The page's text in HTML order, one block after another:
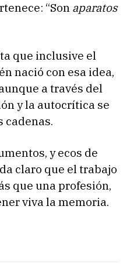
“Son aparatos
que inclusive el
nació con esa idea,
a través del
y la autocrítica se
cadenas.
y ecos de
claro que el trabajo
que una profesión,
viva la memoria.